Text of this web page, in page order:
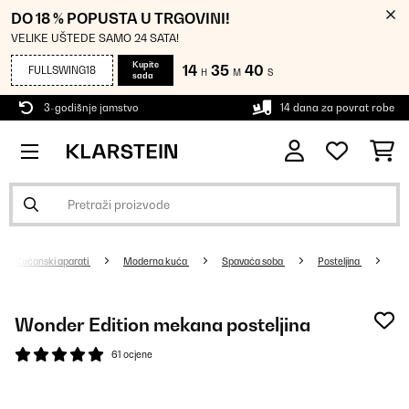
DO 18 % POPUSTA U TRGOVINI!
VELIKE UŠTEDE SAMO 24 SATA!
FULLSWING18
Kupite
sada
14 H 35 M 39 S
3-godišnje jamstvo 14 dana za povrat robe
Kućanski aparati Moderna kuća Spavaća soba Posteljina
Wonder Edition mekana posteljina
61 ocjene